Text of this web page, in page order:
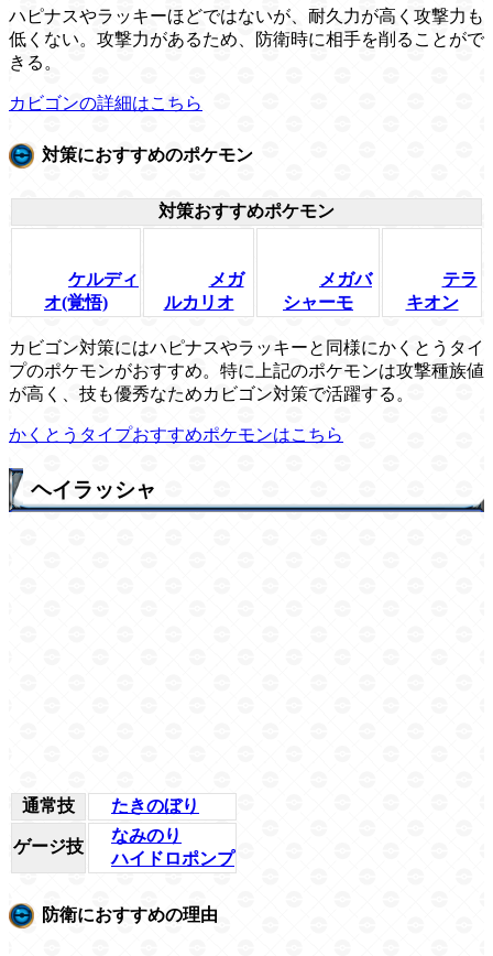
ハピナスやラッキーほどではないが、耐久力が高く攻撃力も
低くない。攻撃力があるため、防衛時に相手を削ることがで
きる。
カビゴンの詳細はこちら
対策におすすめのポケモン
対策おすすめポケモン
ケルディ
オ(覚悟)
メガ
ルカリオ
メガバ
シャーモ
テラ
キオン
カビゴン対策にはハピナスやラッキーと同様にかくとうタイ
プのポケモンがおすすめ。特に上記のポケモンは攻撃種族値
が高く、技も優秀なためカビゴン対策で活躍する。
かくとうタイプおすすめポケモンはこちら
ヘイラッシャ
通常技 たきのぼり
ゲージ技
なみのり
ハイドロポンプ
防衛におすすめの理由